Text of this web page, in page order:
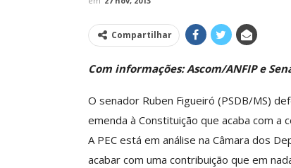
Compartilhar
Com informações: Ascom/ANFIP e
O senador Ruben Figueiró (PSDB/MS)
emenda à Constituição que acaba com
A PEC está em análise na Câmara dos
acabar com uma contribuição que em
Clube De
Reúne
Idiomas